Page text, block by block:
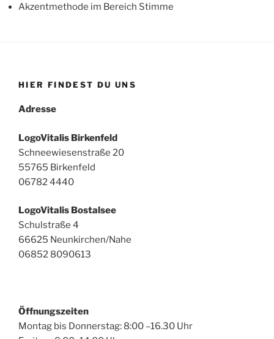
Akzentmethode im Bereich Stimme
HIER FINDEST DU UNS
Adresse
LogoVitalis Birkenfeld
Schneewiesenstraße 20
55765 Birkenfeld
06782 4440
LogoVitalis Bostalsee
Schulstraße 4
66625 Neunkirchen/Nahe
06852 8090613
Öffnungszeiten
Montag bis Donnerstag: 8:00 –16.30 Uhr